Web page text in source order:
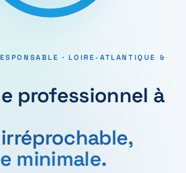
· LOIRE-ATLANTIQUE &
professionnel à
minimale.